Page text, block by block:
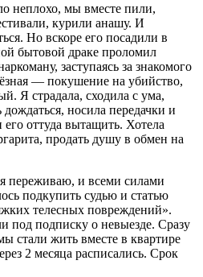
неплохо, мы вместе пили,
курили анашу. И
Но вскоре его посадили в
бытовой драке проломил
заступаясь за знакомого
— покушение на убийство,
Я страдала, сходила с ума,
носила передачки и
оттуда вытащить. Хотела
продать душу в обмен на
переживаю, и всеми силами
подкупить судью и статью
телесных повреждений».
под подписку о невыезде. Сразу
стали жить вместе в квартире
2 месяца расписались. Срок